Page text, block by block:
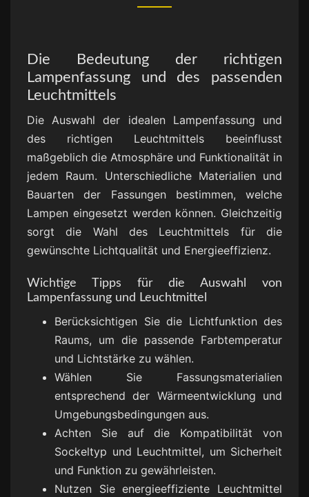
LEUCHTMITTEL
RAUM
AUS
Die Bedeutung der richtigen
Lampenfassung und des passenden
Leuchtmittels
Die Auswahl der idealen Lampenfassung und
des richtigen Leuchtmittels beeinflusst
maßgeblich die Atmosphäre und Funktionalität in
jedem Raum. Unterschiedliche Materialien und
Bauarten der Fassungen bestimmen, welche
Lampen eingesetzt werden können. Gleichzeitig
sorgt die Wahl des Leuchtmittels für die
gewünschte Lichtqualität und Energieeffizienz.
Wichtige Tipps für die Auswahl von
Lampenfassung und Leuchtmittel
Berücksichtigen Sie die Lichtfunktion des
Raums, um die passende Farbtemperatur
und Lichtstärke zu wählen.
Wählen Sie Fassungsmaterialien
entsprechend der Wärmeentwicklung und
Umgebungsbedingungen aus.
Achten Sie auf die Kompatibilität von
Sockeltyp und Leuchtmittel, um Sicherheit
und Funktion zu gewährleisten.
Nutzen Sie energieeffiziente Leuchtmittel